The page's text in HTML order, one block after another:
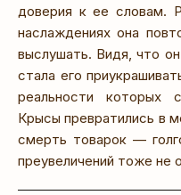
доверия к ее словам.
наслаждениях она
выслушать. Видя, что
стала его
реальности которых
Крысы превратились в
смерть товарок —
преувеличений тоже не